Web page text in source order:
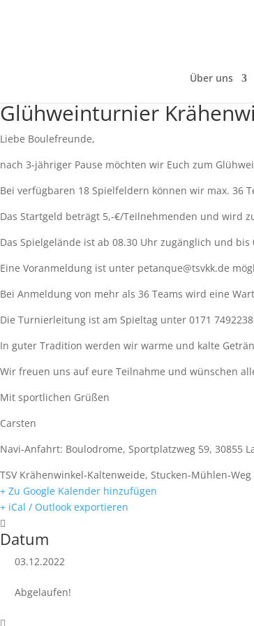
Über uns
Glühweinturnier
Liebe Boulefreunde,
nach 3-jähriger Pause möchten wir Euch zum
Bei verfügbaren 18 Spielfeldern können wir max. 36
Das Startgeld beträgt 5,-€/Teilnehmenden und wird
Das Spielgelände ist ab 08.30 Uhr zugänglich und
Eine Voranmeldung ist unter petanque@tsvkk.de
Bei Anmeldung von mehr als 36 Teams wird eine
Die Turnierleitung ist am Spieltag unter 0171
In guter Tradition werden wir warme und kalte
Wir freuen uns auf eure Teilnahme und wünschen
Mit sportlichen Grüßen
Carsten
Navi-Anfahrt: Boulodrome, Sportplatzweg 59, 30855
TSV Krähenwinkel-Kaltenweide, Stucken-Mühlen-
+ Zu Google Kalender hinzufügen
+ iCal / Outlook exportieren
Datum
03.12.2022
Abgelaufen!